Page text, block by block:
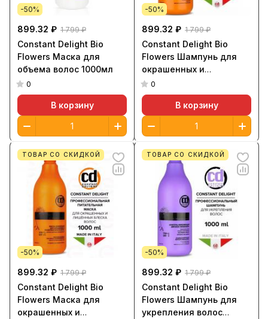
-50%
899.32 ₽ 1 799 ₽
Constant Delight Bio
Flowers Маска для
объема волос 1000мл
0
В корзину
-50%
899.32 ₽ 1 799 ₽
Constant Delight Bio
Flowers Шампунь для
окрашенных и
лишенных блеска волос
1000мл
0
В корзину
ТОВАР СО СКИДКОЙ
-50%
899.32 ₽ 1 799 ₽
Constant Delight Bio
Flowers Маска для
окрашенных и
ТОВАР СО СКИДКОЙ
-50%
899.32 ₽ 1 799 ₽
Constant Delight Bio
Flowers Шампунь для
укрепления волос